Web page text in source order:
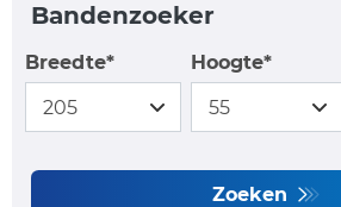
Bandenzoeker
Breedte* Hoogte*
Zoeken